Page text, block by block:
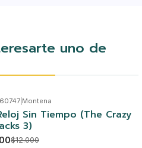
uno de
Montena
Sin Tiempo (The Crazy
3)
$12.000